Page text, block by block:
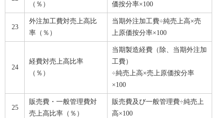
（％）
価按分率×100
23
外注加工費対売上高比
率（％）
当期外注加工費÷純売上高×売
上原価按分率×100
24
経費対売上高比率
（％）
当期製造経費（除、当期外注加
工費）
÷純売上高×売上原価按分率
×100
25
販売費・一般管理費対
売上高比率（％）
販売費及び一般管理費÷純売上
高×100